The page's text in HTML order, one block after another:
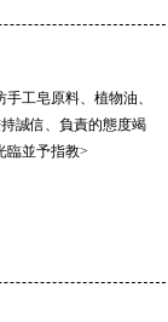
工皂原料、植物油、
誠信、負責的態度竭
臨並予指教>